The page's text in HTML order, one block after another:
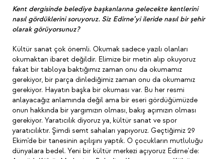
Kent dergisinde belediye başkanlarına gelecekte kentlerini
nasıl gördüklerini soruyoruz. Siz Edirne’yi ileride nasıl bir şehir
olarak görüyorsunuz?
Kültür sanat çok önemli. Okumak sadece yazılı olanları
okumaktan ibaret değildir. Elimize bir metin alıp okuyoruz
fakat bir tabloya baktığımız zaman onu da okumamız
gerekiyor, bir parça dinlediğimiz zaman onu da okumamız
gerekiyor. Hayatın başka bir okuması var. Bu her resmi
anlayacağız anlamında değil ama bir eseri gördüğümüzde
onun hakkında bir yargımızın olması, bakış açımızın olması
gerekiyor. Yaratıcılık diyoruz ya, kültür sanat ve spor
yaratıcılıktır. Şimdi semt sahaları yapıyoruz. Geçtiğimiz 29
Ekim’de bir tanesinin açılışını yaptık. O çocukların mutluluğu
dünyalara bedel. Yeni bir kültür merkezi açıyoruz Edirne'de: